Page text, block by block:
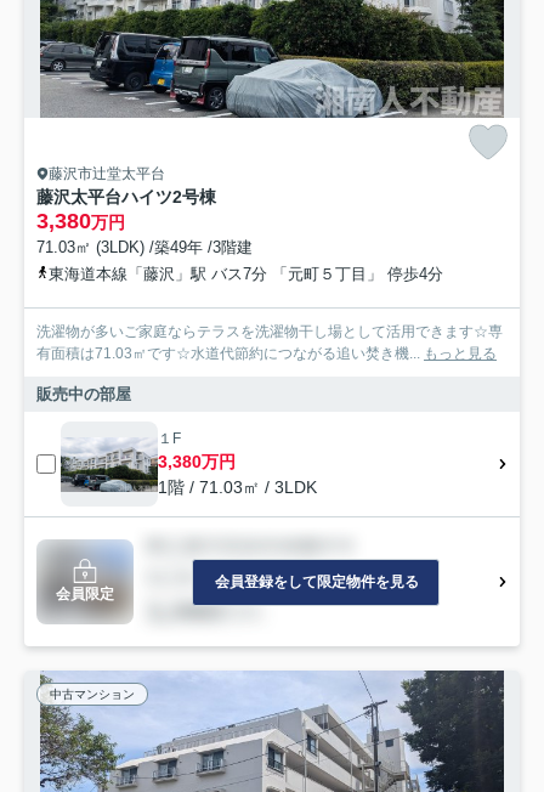
藤沢市辻堂太平台
藤沢太平台ハイツ2号棟
3,380万円
71.03㎡ (3LDK) /築49年 /3階建
東海道本線「藤沢」駅 バス7分 「元町５丁目」 停歩4分
洗濯物が多いご家庭ならテラスを洗濯物干し場として活用できます☆専
有面積は71.03㎡です☆水道代節約につながる追い焚き機... もっと見る
販売中の部屋
１F
3,380万円
1階 / 71.03㎡ / 3LDK
会員限定
会員登録をして限定物件を見る
中古マンション